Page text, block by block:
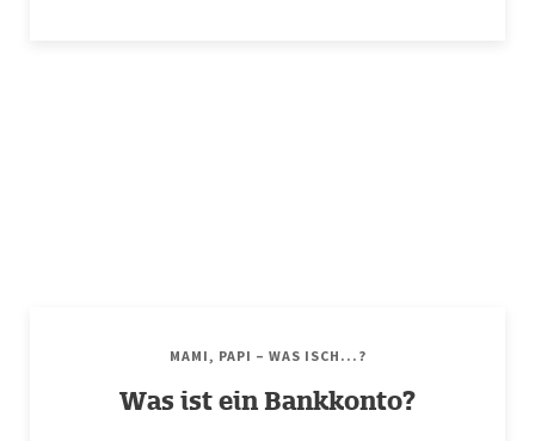
MAMI, PAPI – WAS ISCH...?
Was ist ein Bankkonto?